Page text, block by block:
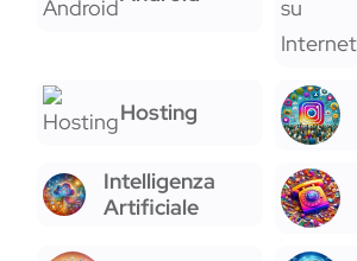
Hosting
Intelligenza
Artificiale